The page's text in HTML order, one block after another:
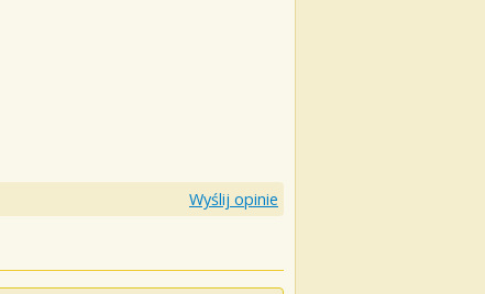
Wyślij opinie